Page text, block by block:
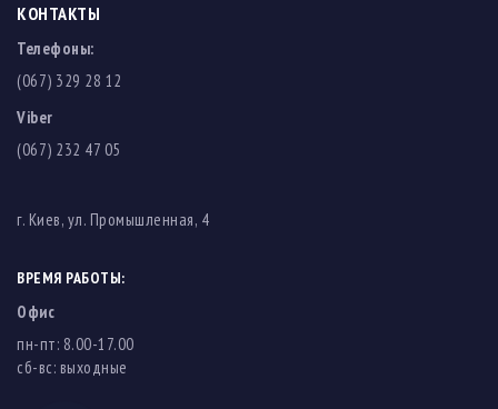
КОНТАКТЫ
Телефоны:
(067) 329 28 12
Viber
(067) 232 47 05
г. Киев, ул. Промышленная, 4
ВРЕМЯ РАБОТЫ:
Офис
пн-пт: 8.00-17.00
cб-вс: выходные